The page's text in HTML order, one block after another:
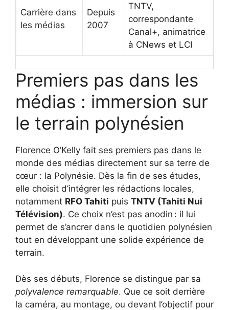
Carrière dans
les médias
Depuis
2007
TNTV,
correspondante
Canal+, animatrice
à CNews et LCI
Premiers pas dans les
médias : immersion sur
le terrain polynésien
Florence O’Kelly fait ses premiers pas dans le
monde des médias directement sur sa terre de
cœur : la Polynésie. Dès la fin de ses études,
elle choisit d’intégrer les rédactions locales,
notamment RFO Tahiti puis TNTV (Tahiti Nui
Télévision). Ce choix n’est pas anodin : il lui
permet de s’ancrer dans le quotidien polynésien
tout en développant une solide expérience de
terrain.
Dès ses débuts, Florence se distingue par sa
polyvalence remarquable. Que ce soit derrière
la caméra, au montage, ou devant l’objectif pour